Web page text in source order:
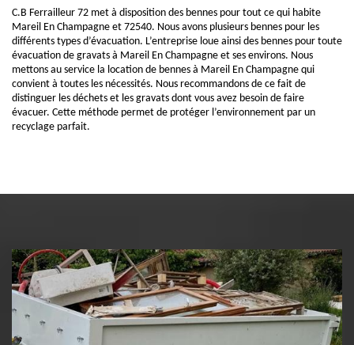
C.B Ferrailleur 72 met à disposition des bennes pour tout ce qui habite
Mareil En Champagne et 72540. Nous avons plusieurs bennes pour les
différents types d’évacuation. L’entreprise loue ainsi des bennes pour toute
évacuation de gravats à Mareil En Champagne et ses environs. Nous
mettons au service la location de bennes à Mareil En Champagne qui
convient à toutes les nécessités. Nous recommandons de ce fait de
distinguer les déchets et les gravats dont vous avez besoin de faire
évacuer. Cette méthode permet de protéger l’environnement par un
recyclage parfait.